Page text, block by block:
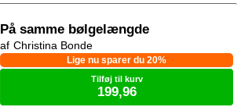
På samme bølgelængde
Lige nu sparer du 20%
Christina Bonde
Tilføj til kurv
199,96